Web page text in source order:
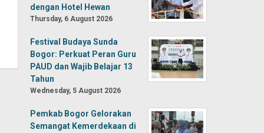
dengan Hotel Hewan
Thursday, 6 August 2026
Festival Budaya Sunda
Bogor: Perkuat Peran Guru
PAUD dan Wajib Belajar 13
Tahun
Wednesday, 5 August 2026
Pemkab Bogor Gelorakan
Semangat Kemerdekaan di